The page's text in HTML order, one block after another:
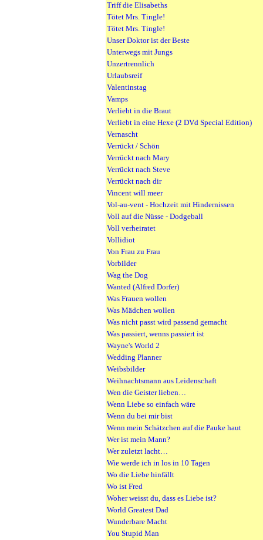
Triff die Elisabeths
Tötet Mrs. Tingle!
Tötet Mrs. Tingle!
Unser Doktor ist der Beste
Unterwegs mit Jungs
Unzertrennlich
Urlaubsreif
Valentinstag
Vamps
Verliebt in die Braut
Verliebt in eine Hexe (2 DVd Special Edition)
Vernascht
Verrückt / Schön
Verrückt nach Mary
Verrückt nach Steve
Verrückt nach dir
Vincent will meer
Vol-au-vent - Hochzeit mit Hindernissen
Voll auf die Nüsse - Dodgeball
Voll verheiratet
Vollidiot
Von Frau zu Frau
Vorbilder
Wag the Dog
Wanted (Alfred Dorfer)
Was Frauen wollen
Was Mädchen wollen
Was nicht passt wird passend gemacht
Was passiert, wenns passiert ist
Wayne's World 2
Wedding Planner
Weibsbilder
Weihnachtsmann aus Leidenschaft
Wen die Geister lieben…
Wenn Liebe so einfach wäre
Wenn du bei mir bist
Wenn mein Schätzchen auf die Pauke haut
Wer ist mein Mann?
Wer zuletzt lacht…
Wie werde ich in los in 10 Tagen
Wo die Liebe hinfällt
Wo ist Fred
Woher weisst du, dass es Liebe ist?
World Greatest Dad
Wunderbare Macht
You Stupid Man